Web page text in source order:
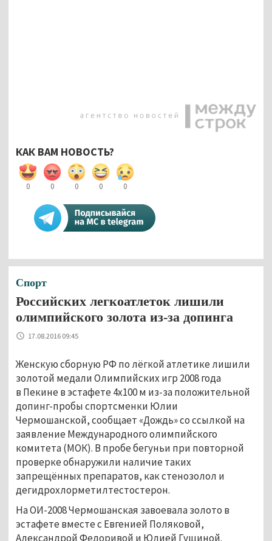
КАК ВАМ НОВОСТЬ?
0 0 0 0 0
Спорт
Российских легкоатлеток лишили
олимпийского золота из-за допинга
17.08.2016 09:45
Женскую сборную РФ по лёгкой атлетике лишили
золотой медали Олимпийских игр 2008 года
в Пекине в эстафете 4х100 м из-за положительной
допинг-пробы спортсменки Юлии
Чермошанской, сообщает «Дождь» со ссылкой на
заявление Международного олимпийского
комитета (МОК). В пробе бегуньи при повторной
проверке обнаружили наличие таких
запрещённых препаратов, как стенозолол и
дегидрохлорметилтестостерон.
На ОИ-2008 Чермошанская завоевала золото в
эстафете вместе с Евгенией Поляковой,
Александрой Федоривой и Юлией Гущиной.